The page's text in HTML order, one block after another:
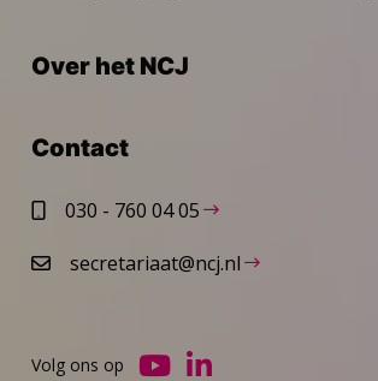
Over het NCJ
Contact
030 - 760 04 05
secretariaat@ncj.nl
Volg ons op